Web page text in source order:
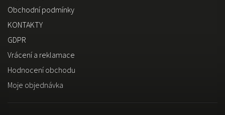
Obchodní podmínky
KONTAKTY
GDPR
Vrácení a reklamace
Hodnocení obchodu
Moje objednávka